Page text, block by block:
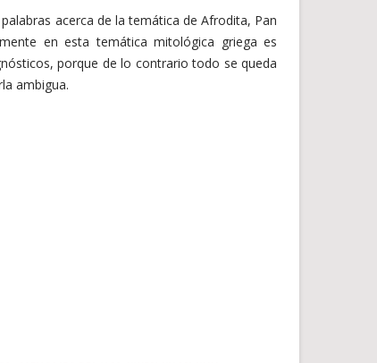
acerca de la temática de Afrodita, Pan
en esta temática mitológica griega es
porque de lo contrario todo se queda
ambigua.